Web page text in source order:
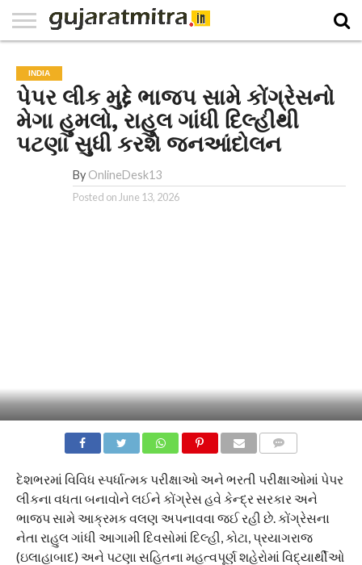
PAPER
NATIONAL
WORLD
BUSINESS
SPORTS
GUJARAT
OPINION
MORE
INDIA
પેપર લીક મુદ્દે ભાજપ સામે કોંગ્રેસનો
મેગા હુમલો, રાહુલ ગાંધી દિલ્હીથી
પટણા સુધી કરશે જનઆંદોલન
By OnlineDesk13
Posted on June 13, 2026
દેશભરમાં વિવિધ સ્પર્ધાત્મક પરીક્ષાઓ અને ભરતી પરીક્ષાઓમાં પેપર
લીકના વધતા બનાવોને લઈને કોંગ્રેસ હવે કેન્દ્ર સરકાર અને
ભાજપ સામે આક્રમક વલણ અપનાવવા જઈ રહી છે. કોંગ્રેસના
નેતા રાહુલ ગાંધી આગામી દિવસોમાં દિલ્હી, કોટા, પ્રયાગરાજ
(ઇલાહાબાદ) અને પટણા સહિતના મહત્વપૂર્ણ શહેરોમાં વિદ્યાર્થીઓ